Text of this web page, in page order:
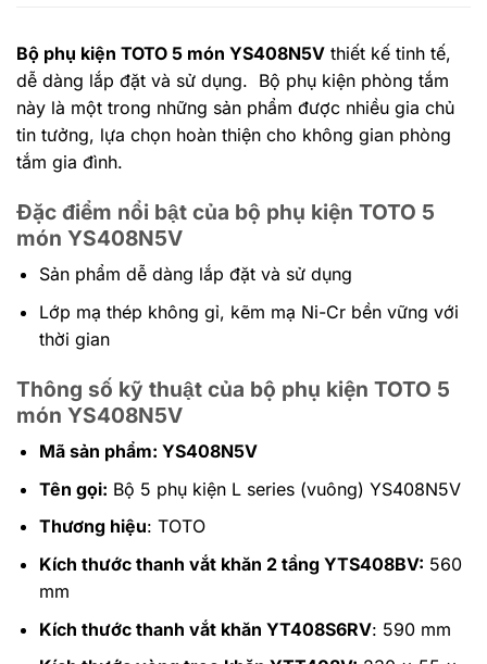
Bộ phụ kiện TOTO 5 món YS408N5V thiết kế tinh tế,
dễ dàng lắp đặt và sử dụng. Bộ phụ kiện phòng tắm
này là một trong những sản phẩm được nhiều gia chủ
tin tưởng, lựa chọn hoàn thiện cho không gian phòng
tắm gia đình.
Đặc điểm nổi bật của bộ phụ kiện TOTO 5
món YS408N5V
Sản phẩm dễ dàng lắp đặt và sử dụng
Lớp mạ thép không gỉ, kẽm mạ Ni-Cr bền vững với
thời gian
Thông số kỹ thuật của bộ phụ kiện TOTO 5
món YS408N5V
Mã sản phẩm: YS408N5V
Tên gọi: Bộ 5 phụ kiện L series (vuông) YS408N5V
Thương hiệu: TOTO
Kích thước thanh vắt khăn 2 tầng YTS408BV: 560
mm
Kích thước thanh vắt khăn YT408S6RV: 590 mm